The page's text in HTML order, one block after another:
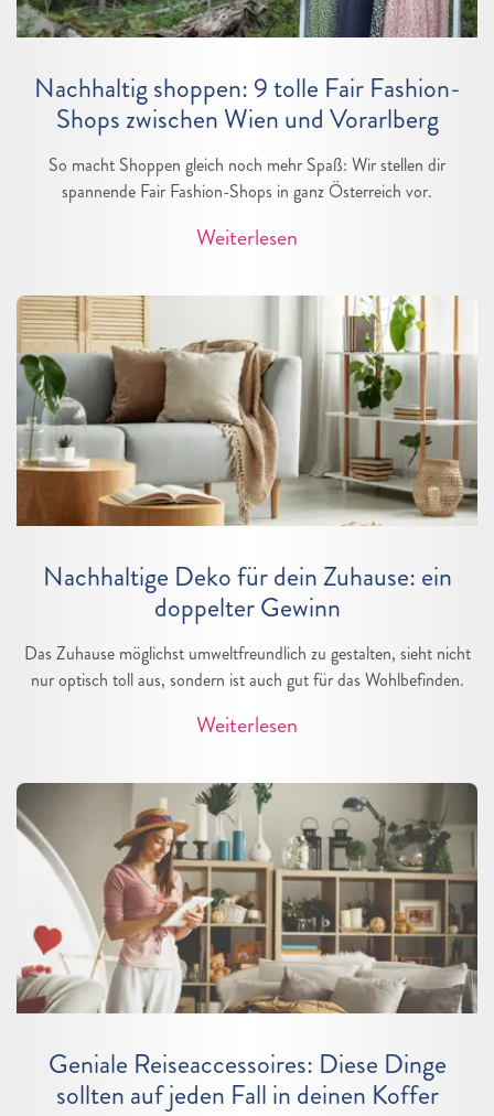
Nachhaltig shoppen: 9 tolle Fair Fashion-
Shops zwischen Wien und Vorarlberg
So macht Shoppen gleich noch mehr Spaß: Wir stellen dir
spannende Fair Fashion-Shops in ganz Österreich vor.
Weiterlesen
Nachhaltige Deko für dein Zuhause: ein
doppelter Gewinn
Das Zuhause möglichst umweltfreundlich zu gestalten, sieht nicht
nur optisch toll aus, sondern ist auch gut für das Wohlbefinden.
Weiterlesen
Geniale Reiseaccessoires: Diese Dinge
sollten auf jeden Fall in deinen Koffer